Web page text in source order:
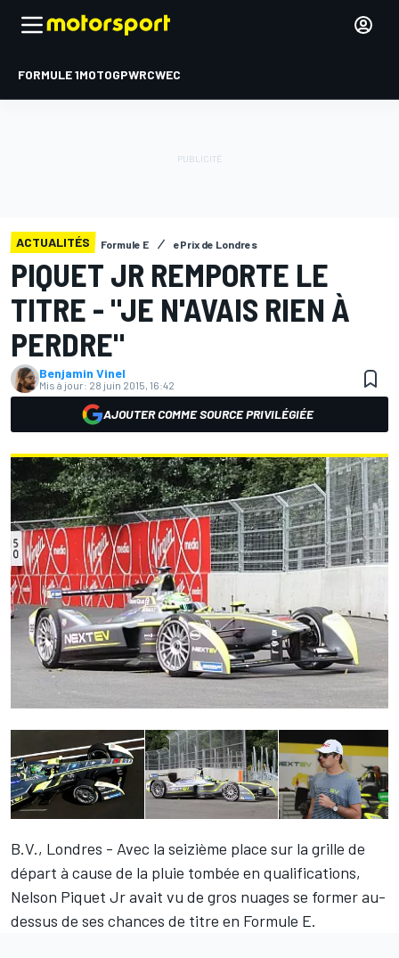
FORMULE 1MOTOGPWRCWEC
ACTUALITÉS Formule E ePrix de Londres
PIQUET JR REMPORTE LE
TITRE - "JE N'AVAIS RIEN À
PERDRE"
Benjamin Vinel
Mis à jour: 28 juin 2015, 16:42
AJOUTER COMME SOURCE PRIVILÉGIÉE
B.V., Londres - Avec la seizième place sur la grille de
départ à cause de la pluie tombée en qualifications,
Nelson Piquet Jr avait vu de gros nuages se former au-
dessus de ses chances de titre en Formule E.